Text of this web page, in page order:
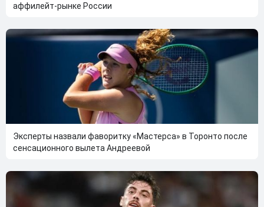
аффилейт-рынке России
Эксперты назвали фаворитку «Мастерса» в Торонто после
сенсационного вылета Андреевой